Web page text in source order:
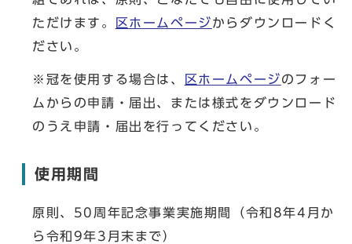
ただけます。
区ホームページからダウンロードく
ださい。
※冠を使用する場合は、 区ホームページのフォー
ムからの申請・届出、または様式をダウンロード
のうえ申請・届出を行ってください。
使用期間
原則、50周年記念事業実施期間（令和8年4月か
ら令和9年3月末まで）